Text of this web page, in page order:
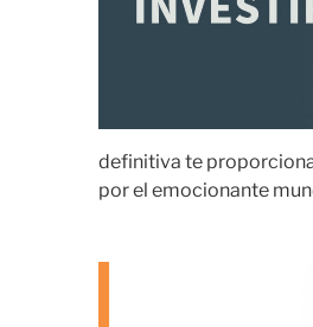
definitiva te
por el emocionante